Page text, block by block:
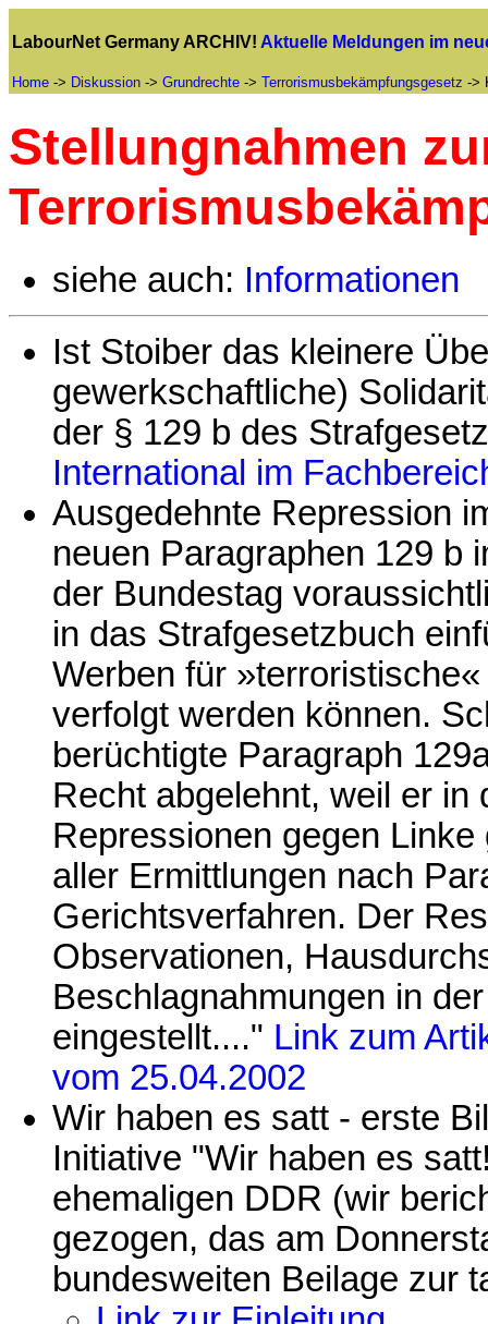
LabourNet Germany ARCHIV! Aktuelle Meldungen im
Home -> Diskussion -> Grundrechte -> Terrorismusbekämpfungsgesetz ->
Stellungnahmen
siehe auch: Informationen
Ist Stoiber das kleinere
gewerkschaftliche)
der § 129 b des
International im
Ausgedehnte Repression
neuen Paragraphen 129 b
der Bundestag
in das Strafgesetzbuch
Werben für
verfolgt werden können.
berüchtigte Paragraph
Recht abgelehnt, weil er
Repressionen gegen
aller Ermittlungen nach
Gerichtsverfahren. Der
Observationen,
Beschlagnahmungen in
eingestellt...." Link zum
vom 25.04.2002
Wir haben es satt - erste
Initiative "Wir haben es
ehemaligen DDR (wir
gezogen, das am
bundesweiten Beilage zur